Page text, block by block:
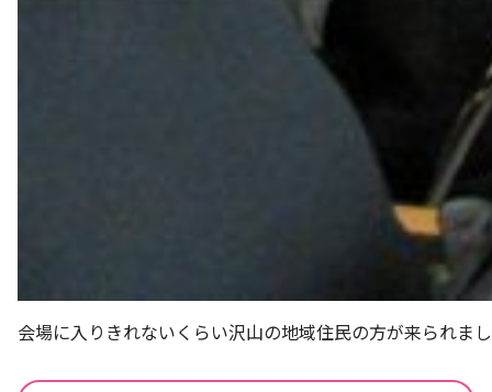
会場に入りきれないくらい沢山の地域住民の方が来られま